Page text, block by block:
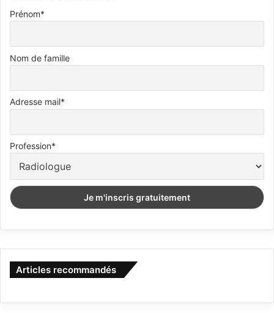
Prénom*
Nom de famille
Adresse mail*
Profession*
Articles recommandés